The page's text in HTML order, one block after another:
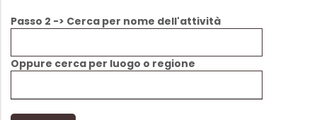
Passo 2 -> Cerca per nome dell'attività
Oppure cerca per luogo o regione